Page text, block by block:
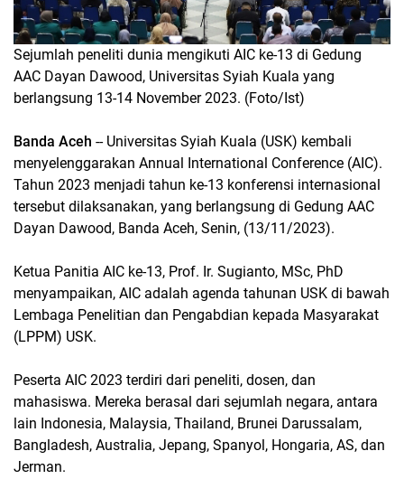
Sejumlah peneliti dunia mengikuti AIC ke-13 di Gedung
AAC Dayan Dawood, Universitas Syiah Kuala yang
berlangsung 13-14 November 2023. (Foto/Ist)
Banda Aceh -- Universitas Syiah Kuala (USK) kembali
menyelenggarakan Annual International Conference (AIC).
Tahun 2023 menjadi tahun ke-13 konferensi internasional
tersebut dilaksanakan, yang berlangsung di Gedung AAC
Dayan Dawood, Banda Aceh, Senin, (13/11/2023).
Ketua Panitia AIC ke-13, Prof. Ir. Sugianto, MSc, PhD
menyampaikan, AIC adalah agenda tahunan USK di bawah
Lembaga Penelitian dan Pengabdian kepada Masyarakat
(LPPM) USK.
Peserta AIC 2023 terdiri dari peneliti, dosen, dan
mahasiswa. Mereka berasal dari sejumlah negara, antara
lain Indonesia, Malaysia, Thailand, Brunei Darussalam,
Bangladesh, Australia, Jepang, Spanyol, Hongaria, AS, dan
Jerman.